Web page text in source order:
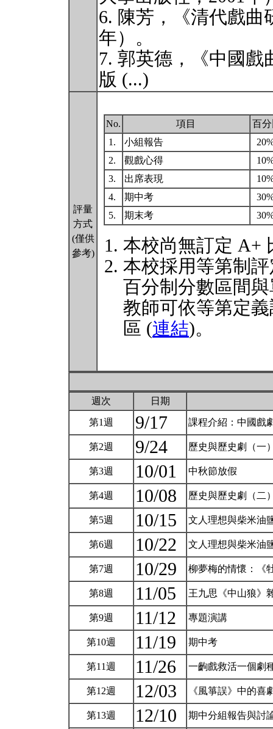
6. 陳芳，《清代戲曲
年）。
7. 郭英德，《中國
版 (...)
評量
方式
(僅供
參考)
No. 項目
百
1.
小組報告
2.
觀戲心得
3.
出席表現
4.
期中考
5.
期末考
本校尚無訂定 A+
本校採用等第制
百分制分數區間
教師可依等第定
區 (連結)。
週次 日期
第1週 9/17 課程介紹：中國戲
第2週 9/24 歷史與歷史劇（一
第3週 10/01 中秋節放假
第4週 10/08 歷史與歷史劇（二
第5週 10/15 文人理想與柴米油
第6週 10/22 文人理想與柴米油
第7週 10/29 柳夢梅的情懷：《
第8週 11/05 王九思《中山狼》
第9週 11/12 專題演講
第10週 11/19 期中考
第11週 11/26 一齣戲救活一個劇
第12週 12/03 《風箏誤》中的喜
第13週 12/10 期中分組報告與討